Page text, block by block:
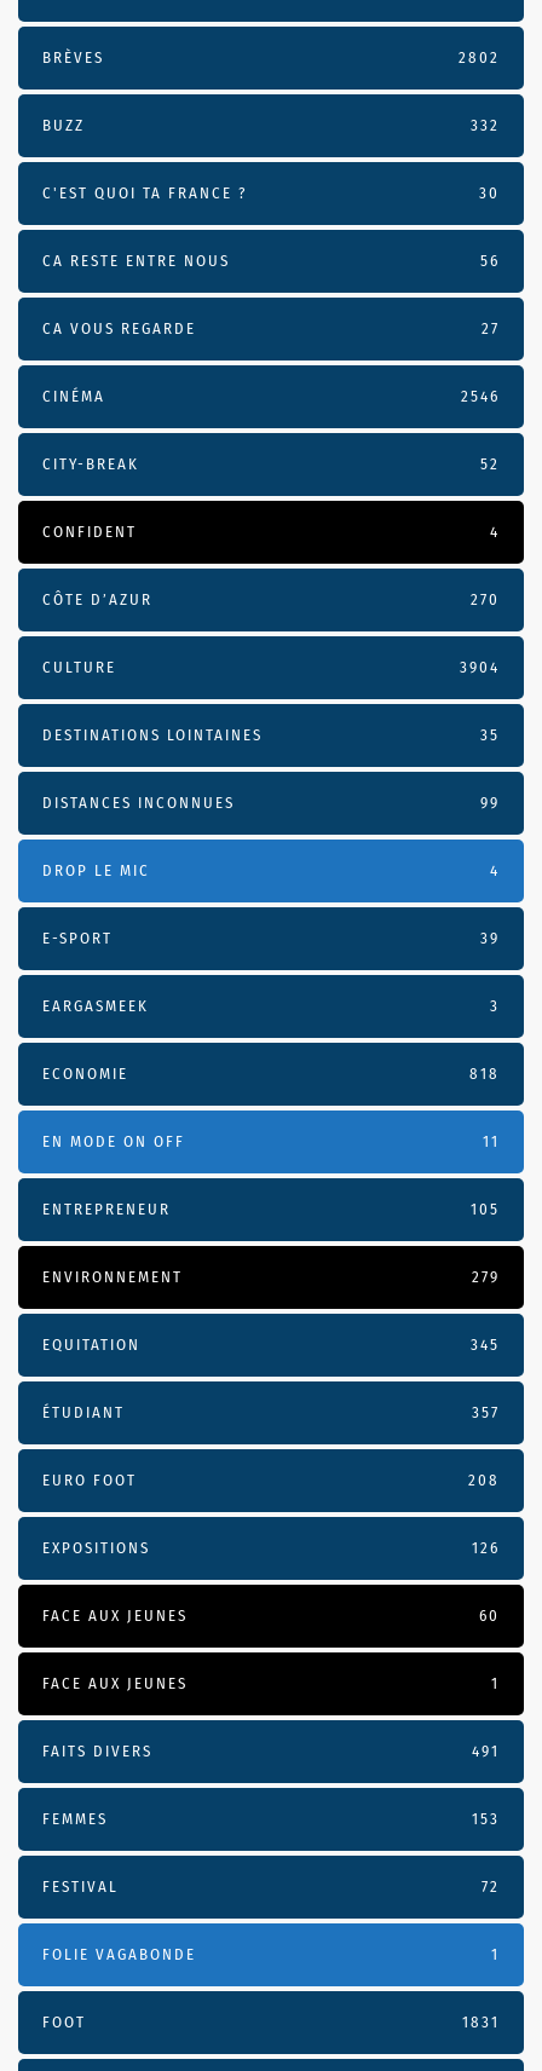
BRÈVES 2802
BUZZ 332
C'EST QUOI TA FRANCE ? 30
CA RESTE ENTRE NOUS 56
CA VOUS REGARDE 27
CINÉMA 2546
CITY-BREAK 52
CONFIDENT 4
CÔTE D’AZUR 270
CULTURE 3904
DESTINATIONS LOINTAINES 35
DISTANCES INCONNUES 99
DROP LE MIC 4
E-SPORT 39
EARGASMEEK 3
ECONOMIE 818
EN MODE ON OFF 11
ENTREPRENEUR 105
ENVIRONNEMENT 279
EQUITATION 345
ÉTUDIANT 357
EURO FOOT 208
EXPOSITIONS 126
FACE AUX JEUNES 60
FACE AUX JEUNES 1
FAITS DIVERS 491
FEMMES 153
FESTIVAL 72
FOLIE VAGABONDE 1
FOOT 1831